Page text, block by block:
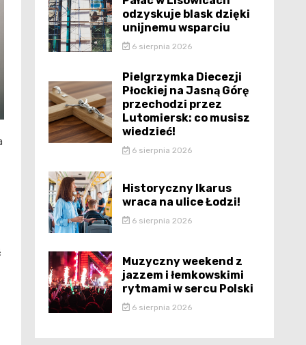
odzyskuje blask dzięki
unijnemu wsparciu
6 sierpnia 2026
Pielgrzymka Diecezji
Płockiej na Jasną Górę
przechodzi przez
Lutomiersk: co musisz
wiedzieć!
6 sierpnia 2026
Historyczny Ikarus
wraca na ulice Łodzi!
6 sierpnia 2026
Muzyczny weekend z
jazzem i łemkowskimi
rytmami w sercu Polski
6 sierpnia 2026